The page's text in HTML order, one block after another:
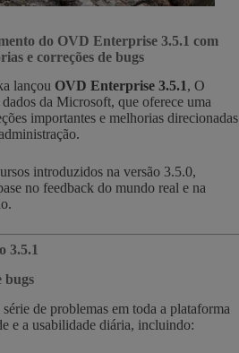
do OVD Enterprise 3.5.1 com
e correções de bugs
lançou OVD Enterprise 3.5.1, O
da Microsoft, que oferece uma
importantes e melhorias direcionadas
introduzidos na versão 3.5.0,
no feedback do mundo real e na
3.5.1
bugs
de problemas em toda a plataforma
e a usabilidade diária, incluindo: